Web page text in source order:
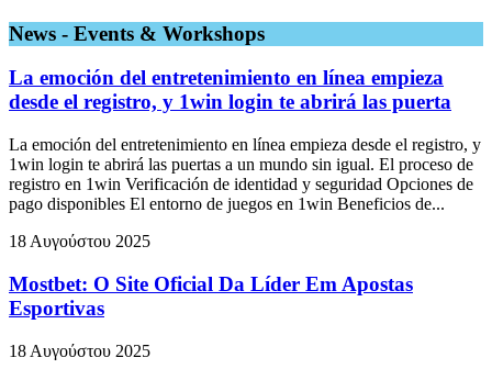
News - Events & Workshops
La emoción del entretenimiento en línea empieza
desde el registro, y 1win login te abrirá las puerta
La emoción del entretenimiento en línea empieza desde el registro, y
1win login te abrirá las puertas a un mundo sin igual. El proceso de
registro en 1win Verificación de identidad y seguridad Opciones de
pago disponibles El entorno de juegos en 1win Beneficios de...
18 Αυγούστου 2025
Mostbet: O Site Oficial Da Líder Em Apostas
Esportivas
18 Αυγούστου 2025